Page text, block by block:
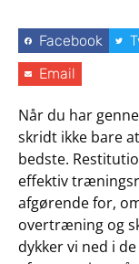
Facebook
Email
Når du har
skridt ikke bare
bedste.
effektiv
afgørende for,
overtræning og
dykker vi ned i